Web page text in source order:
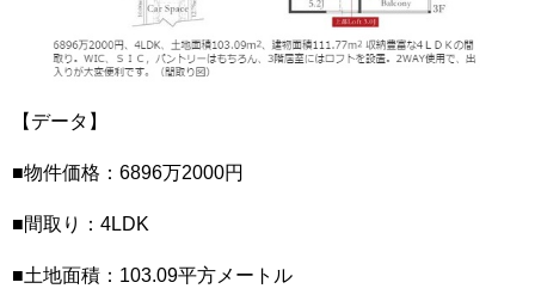
【データ】
■物件価格：6896万2000円
■間取り：4LDK
■土地面積：103.09平方メートル